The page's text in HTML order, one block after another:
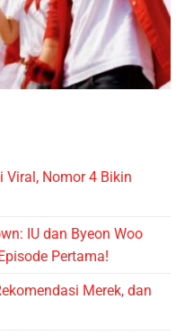
Viral, Nomor 4 Bikin
IU dan Byeon Woo
Pertama!
Merek, dan